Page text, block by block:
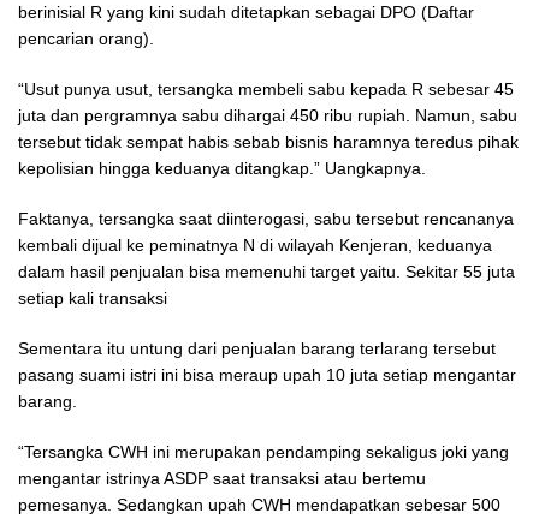
berinisial R yang kini sudah ditetapkan sebagai DPO (Daftar
pencarian orang).
“Usut punya usut, tersangka membeli sabu kepada R sebesar 45
juta dan pergramnya sabu dihargai 450 ribu rupiah. Namun, sabu
tersebut tidak sempat habis sebab bisnis haramnya teredus pihak
kepolisian hingga keduanya ditangkap.” Uangkapnya.
Faktanya, tersangka saat diinterogasi, sabu tersebut rencananya
kembali dijual ke peminatnya N di wilayah Kenjeran, keduanya
dalam hasil penjualan bisa memenuhi target yaitu. Sekitar 55 juta
setiap kali transaksi
Sementara itu untung dari penjualan barang terlarang tersebut
pasang suami istri ini bisa meraup upah 10 juta setiap mengantar
barang.
“Tersangka CWH ini merupakan pendamping sekaligus joki yang
mengantar istrinya ASDP saat transaksi atau bertemu
pemesanya. Sedangkan upah CWH mendapatkan sebesar 500